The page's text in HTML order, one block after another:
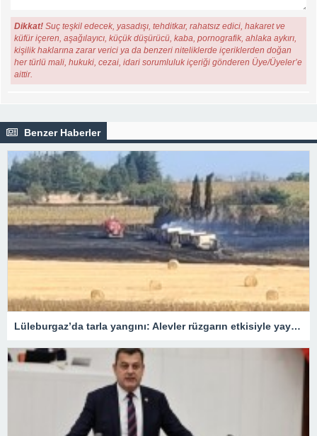
Dikkat! Suç teşkil edecek, yasadışı, tehditkar, rahatsız edici, hakaret ve
küfür içeren, aşağılayıcı, küçük düşürücü, kaba, pornografik, ahlaka aykırı,
kişilik haklarına zarar verici ya da benzeri niteliklerde içeriklerden doğan
her türlü mali, hukuki, cezai, idari sorumluluk içeriği gönderen Üye/Üyeler’e
aittir.
Benzer Haberler
Lüleburgaz’da tarla yangını: Alevler rüzgarın etkisiyle yayıldı